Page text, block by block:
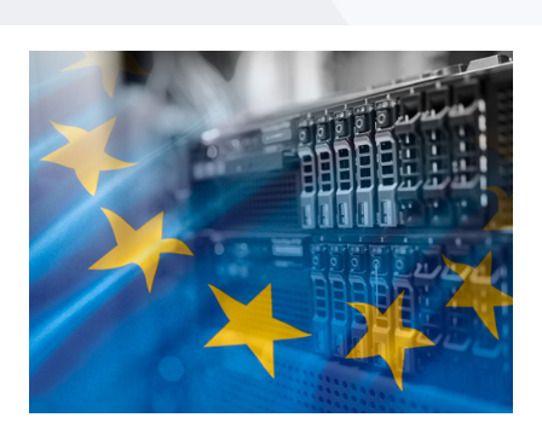
Inps e Inail vincono il bando europeo